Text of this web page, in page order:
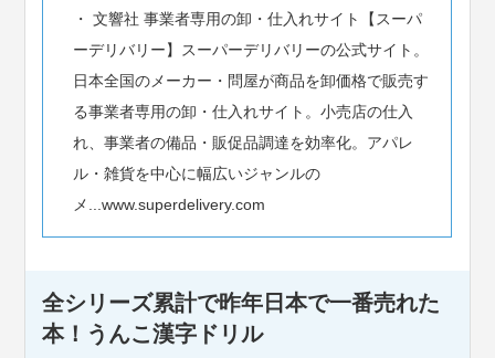
文響社 事業者専用の卸・仕入れサイト【スーパ
ーデリバリー】スーパーデリバリーの公式サイト。
日本全国のメーカー・問屋が商品を卸価格で販売す
る事業者専用の卸・仕入れサイト。小売店の仕入
れ、事業者の備品・販促品調達を効率化。アパレ
ル・雑貨を中心に幅広いジャンルの
メ...www.superdelivery.com
全シリーズ累計で昨年日本で一番売れた
本！うんこ漢字ドリル